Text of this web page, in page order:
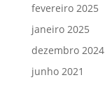
fevereiro 2025
janeiro 2025
dezembro 2024
junho 2021